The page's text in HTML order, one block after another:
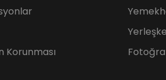
Korunması
Yerleşke